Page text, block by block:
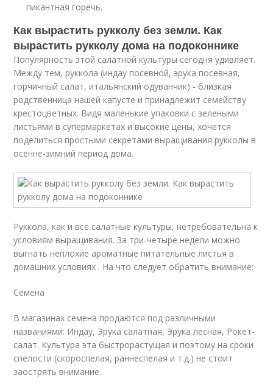
пикантная горечь.
Как вырастить рукколу без земли. Как
вырастить рукколу дома на подоконнике
Популярность этой салатной культуры сегодня удивляет.
Между тем, руккола (индау посевной, эрука посевная,
горчичный салат, итальянский одуванчик) - близкая
родственница нашей капусте и принадлежит семейству
крестоцветных. Видя маленькие упаковки с зелеными
листьями в супермаркетах и высокие цены, хочется
поделиться простыми секретами выращивания рукколы в
осенне-зимний период дома.
Руккола, как и все салатные культуры, нетребовательна к
условиям выращивания. За три-четыре недели можно
выгнать неплохие ароматные питательные листья в
домашних условиях . На что следует обратить внимание:
Семена
В магазинах семена продаются под различными
названиями: Индау, Эрука салатная, Эрука лесная, Рокет-
салат. Культура эта быстрорастущая и поэтому на сроки
спелости (скороспелая, раннеспелая и т.д.) не стоит
заострять внимание.